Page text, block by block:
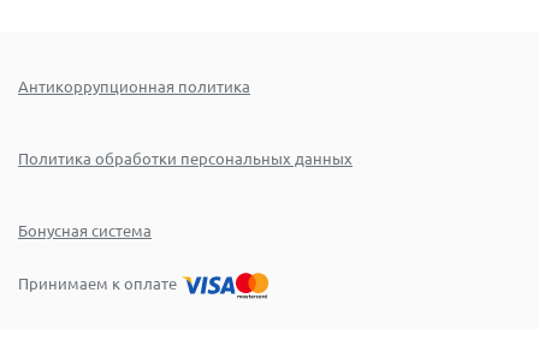
Антикоррупционная политика
Политика обработки персональных данных
Бонусная система
Принимаем к оплате